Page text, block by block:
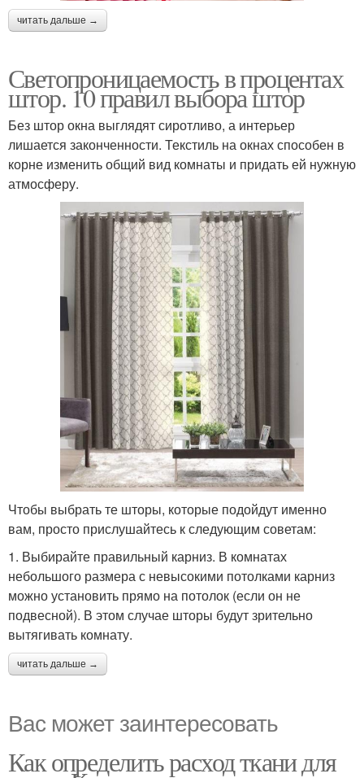
читать дальше →
Светопроницаемость в процентах
штор. 10 правил выбора штор
Без штор окна выглядят сиротливо, а интерьер
лишается законченности. Текстиль на окнах способен в
корне изменить общий вид комнаты и придать ей нужную
атмосферу.
Чтобы выбрать те шторы, которые подойдут именно
вам, просто прислушайтесь к следующим советам:
1. Выбирайте правильный карниз. В комнатах
небольшого размера с невысокими потолками карниз
можно установить прямо на потолок (если он не
подвесной). В этом случае шторы будут зрительно
вытягивать комнату.
читать дальше →
Вас может заинтересовать
Как определить расход ткани для